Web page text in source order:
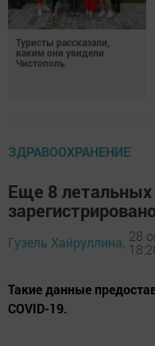
Туристы рассказали,
каким они увидели
Чистополь
ЗДРАВООХРАНЕНИЕ
Еще 8 летальных
Гузель Хайруллина, 28
Такие данные
COVID-19.